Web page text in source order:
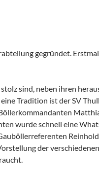
gegründet.
sind, neben ihren
Tradition ist der SV
wurde schnell eine
der